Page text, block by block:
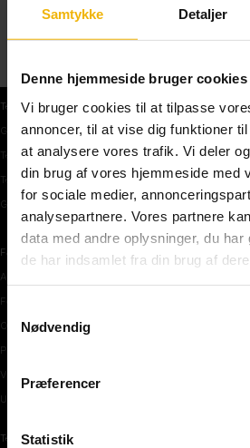
Samtykke Detaljer
Denne hjemmeside bruger cookies
Vi bruger cookies til at tilpasse
annoncer, til at vise dig funktioner
at analysere vores trafik. Vi deler
din brug af vores hjemmeside med
for sociale medier,
analysepartnere. Vores partnere
data med andre oplysninger, du har
de har indsamlet fra din brug af
Nødvendig
Præferencer
Statistik
Teoriprøver
Gratis teoriprøve
Teoriprøver oversigt
Teoriprøver – pakker/priser
Generhvervelse af kørekort
Færdselstavler
Advarselstavler
Forbudstavler
Oplysningstavler
Påbudstavler
Vigepligtstavler
Undertavler
Teoriundervisning